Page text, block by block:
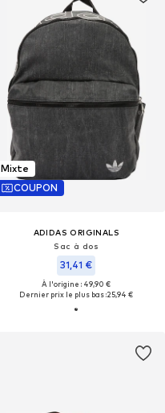
Mixte
COUPON
ADIDAS ORIGINALS
Sac à dos
31,41 €
À l'origine : 49,90 €
Dernier prix le plus bas :25,94 €